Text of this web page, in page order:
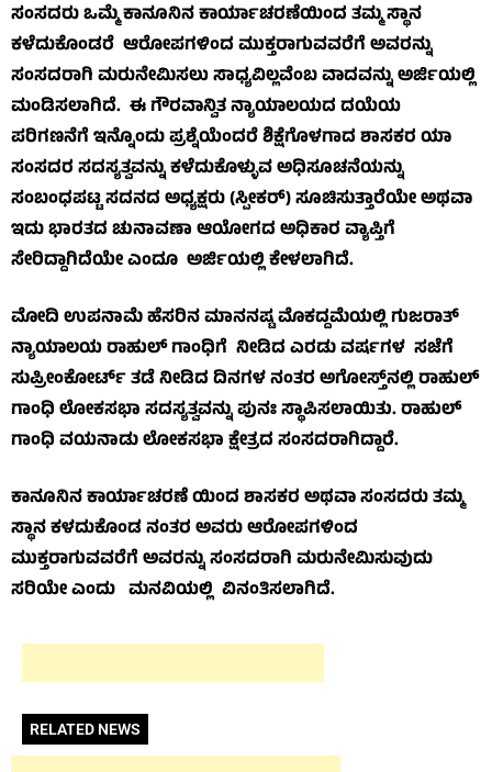
ಸಂಸದರು ಒಮ್ಮೆ ಕಾನೂನಿನ ಕಾರ್ಯಾಚರಣೆಯಿಂದ ತಮ್ಮ ಸ್ಥಾನ
ಕಳೆದುಕೊಂಡರೆ ಆರೋಪಗಳಿಂದ ಮುಕ್ತರಾಗುವವರೆಗೆ ಅವರನ್ನು
ಸಂಸದರಾಗಿ ಮರುನೇಮಿಸಲು ಸಾಧ್ಯವಿಲ್ಲವೆಂಬ ವಾದವನ್ನು ಅರ್ಜಿಯಲ್ಲಿ
ಮಂಡಿಸಲಾಗಿದೆ. ಈ ಗೌರವಾನ್ವಿತ ನ್ಯಾಯಾಲಯದ ದಯೆಯ
ಪರಿಗಣನೆಗೆ ಇನ್ನೊಂದು ಪ್ರಶ್ನೆಯೆಂದರೆ ಶಿಕ್ಷೆಗೊಳಗಾದ ಶಾಸಕರ ಯಾ
ಸಂಸದರ ಸದಸ್ಯತ್ವವನ್ನು ಕಳೆದುಕೊಳ್ಳುವ ಅಧಿಸೂಚನೆಯನ್ನು
ಸಂಬಂಧಪಟ್ಟ ಸದನದ ಅಧ್ಯಕ್ಷರು (ಸ್ಪೀಕರ್) ಸೂಚಿಸುತ್ತಾರೆಯೇ ಅಥವಾ
ಇದು ಭಾರತದ ಚುನಾವಣಾ ಆಯೋಗದ ಅಧಿಕಾರ ವ್ಯಾಪ್ತಿಗೆ
ಸೇರಿದ್ದಾಗಿದೆಯೇ ಎಂದೂ ಅರ್ಜಿಯಲ್ಲಿ ಕೇಳಲಾಗಿದೆ.
ಮೋದಿ ಉಪನಾಮೆ ಹೆಸರಿನ ಮಾನನಷ್ಟ ಮೊಕದ್ದಮೆಯಲ್ಲಿ ಗುಜರಾತ್
ನ್ಯಾಯಾಲಯ ರಾಹುಲ್ ಗಾಂಧಿಗೆ ನೀಡಿದ ಎರಡು ವರ್ಷಗಳ ಸಜೆಗೆ
ಸುಪ್ರೀಂಕೋರ್ಟ್ ತಡೆ ನೀಡಿದ ದಿನಗಳ ನಂತರ ಅಗೋಸ್ತ್‌ನಲ್ಲಿ ರಾಹುಲ್
ಗಾಂಧಿ ಲೋಕಸಭಾ ಸದಸ್ಯತ್ವವನ್ನು ಪುನಃ ಸ್ಥಾಪಿಸಲಾಯಿತು. ರಾಹುಲ್
ಗಾಂಧಿ ವಯನಾಡು ಲೋಕಸಭಾ ಕ್ಷೇತ್ರದ ಸಂಸದರಾಗಿದ್ದಾರೆ.
ಕಾನೂನಿನ ಕಾರ್ಯಾಚರಣೆ ಯಿಂದ ಶಾಸಕರ ಅಥವಾ ಸಂಸದರು ತಮ್ಮ
ಸ್ಥಾನ ಕಳದುಕೊಂಡ ನಂತರ ಅವರು ಆರೋಪಗಳಿಂದ
ಮುಕ್ತರಾಗುವವರೆಗೆ ಅವರನ್ನು ಸಂಸದರಾಗಿ ಮರುನೇಮಿಸುವುದು
ಸರಿಯೇ ಎಂದು ಮನವಿಯಲ್ಲಿ ವಿನಂತಿಸಲಾಗಿದೆ.
RELATED NEWS